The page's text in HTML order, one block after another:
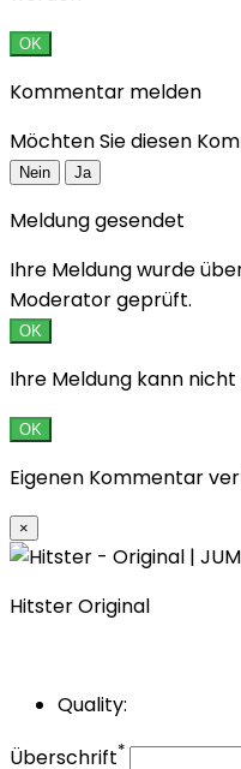
OK
Kommentar melden
Möchten Sie diesen
Nein Ja
Meldung gesendet
Ihre Meldung wurde
Moderator geprüft.
OK
Ihre Meldung kann
OK
Eigenen Kommentar
×
Hitster Original
Quality:
Überschrift*